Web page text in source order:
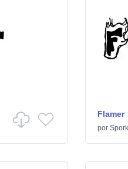
Flamer
por